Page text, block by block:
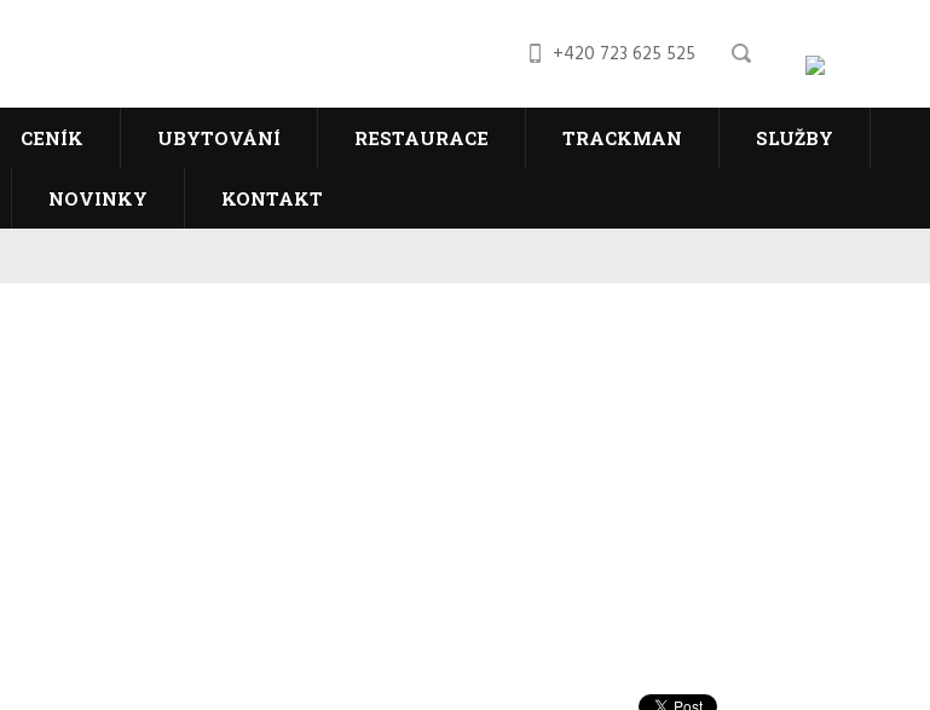
+420 723 625 525
CENÍK UBYTOVÁNÍ RESTAURACE TRACKMAN SLUŽBY
NOVINKY KONTAKT